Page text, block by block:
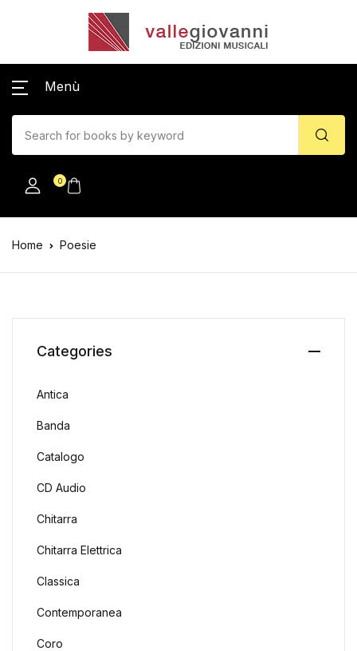
Menù
0
Home Poesie
Categories
Antica
Banda
Catalogo
CD Audio
Chitarra
Chitarra Elettrica
Classica
Contemporanea
Coro